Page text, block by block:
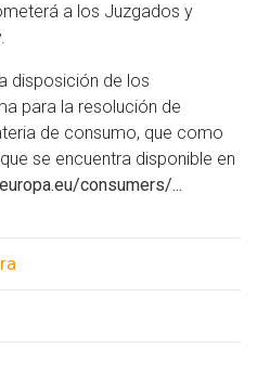
a los Juzgados y
disposición de los
para la resolución de
de consumo, que como
se encuentra disponible en
consumers/...